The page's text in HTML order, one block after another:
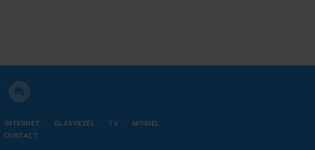
INTERNET GLASVEZEL TV
MOBIEL
CONTACT